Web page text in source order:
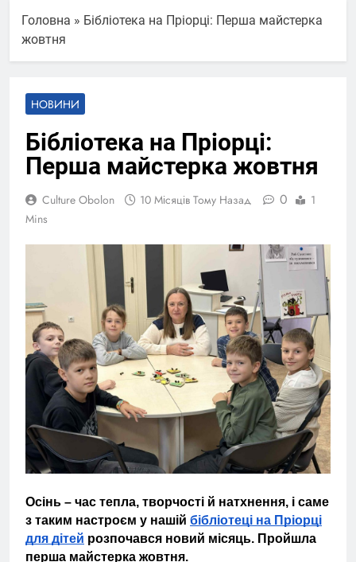
Головна » Бібліотека на Пріорці: Перша майстерка
жовтня
НОВИНИ
Бібліотека на Пріорці:
Перша майстерка жовтня
Culture Obolon 10 Місяців Тому Назад 0
1
Mins
Осінь – час тепла, творчості й натхнення, і саме
з таким настроєм у нашій бібліотеці на Пріорці
для дітей розпочався новий місяць. Пройшла
перша майстерка жовтня.